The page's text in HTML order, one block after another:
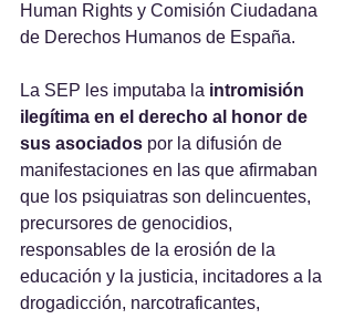
Human Rights y Comisión Ciudadana
de Derechos Humanos de España.
La SEP les imputaba la intromisión
ilegítima en el derecho al honor de
sus asociados por la difusión de
manifestaciones en las que afirmaban
que los psiquiatras son delincuentes,
precursores de genocidios,
responsables de la erosión de la
educación y la justicia, incitadores a la
drogadicción, narcotraficantes,